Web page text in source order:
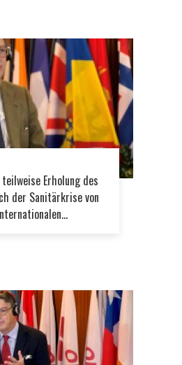
Erholung des
der Sanitärkrise von
und die
werden,